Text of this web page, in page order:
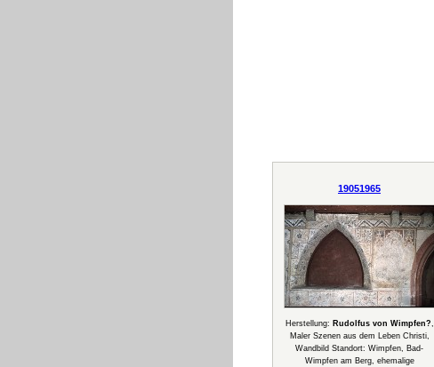
19051965
Herstellung: Rudolfus von Wimpfen?,
Maler Szenen aus dem Leben Christi,
Wandbild Standort: Wimpfen, Bad-
Wimpfen am Berg, ehemalige